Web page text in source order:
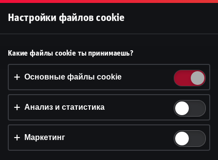
Latvijas Futbola Virslīga 2025 |
Edmunds Novickis kopā ar Valdi
Valteru
Dāvis 13 мар. 2025 г.
Принять файлы cookie?
На этом веб-сайте используются 3 различных типа
файлов cookie: основные, отслеживающие и
Принять всё
Настройки и информация
Настройки файлов cookie
Какие файлы cookie ты принимаешь?
Основные файлы cookie
Анализ и статистика
Маркетинг